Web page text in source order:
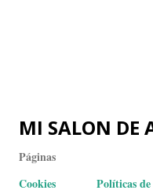
MI SALON DE
Páginas
Cookies
Políticas